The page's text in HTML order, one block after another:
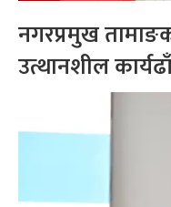
नगरप्रमुख
उत्थानशील
अभिवृद्धि